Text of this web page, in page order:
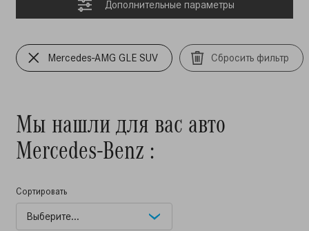
Дополнительные параметры
Mercedes-AMG GLE SUV Сбросить фильтр
Мы нашли для вас авто
Mercedes-Benz :
Сортировать